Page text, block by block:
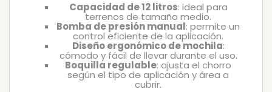
Capacidad de 12 litros: ideal para
terrenos de tamaño medio.
Bomba de presión manual: permite un
control eficiente de la aplicación.
Diseño ergonómico de mochila:
cómodo y fácil de llevar durante el uso.
Boquilla regulable: ajusta el chorro
según el tipo de aplicación y área a
cubrir.